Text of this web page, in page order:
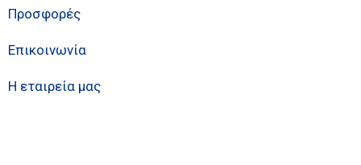
Προσφορές
Επικοινωνία
Η εταιρεία μας